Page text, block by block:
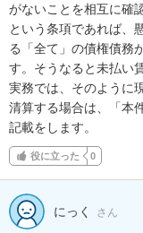
がないことを相互に確
という条項であれば、
る「全て」の債権債務
す。そうなると未払い
実務では、そのように
清算する場合は、「本
記載をします。
役に立った 0
にっく さん